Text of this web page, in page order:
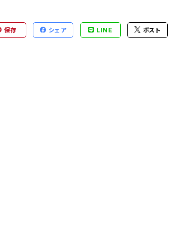
保存 シェア LINE ポスト